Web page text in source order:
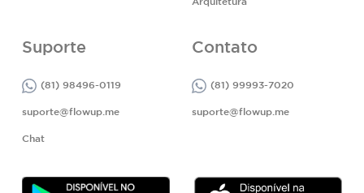
Suporte
(81) 98496-0119
suporte@flowup.me
Chat
Contato
(81) 99993-7020
suporte@flowup.me